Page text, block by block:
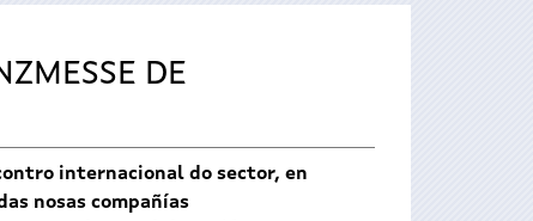
DE
internacional do sector, en
nosas compañías